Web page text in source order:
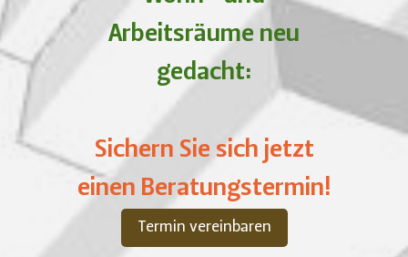
Arbeitsräume neu
gedacht:
Sichern Sie sich jetzt
einen Beratungstermin!
Termin vereinbaren